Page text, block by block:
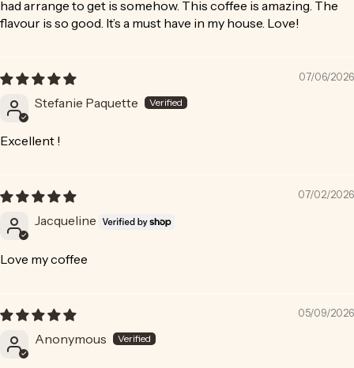
had arrange to get is somehow. This coffee is amazing. The
flavour is so good. It’s a must have in my house. Love!
07/06/2026
Stefanie Paquette
Excellent !
07/02/2026
Jacqueline
Love my coffee
05/09/2026
Anonymous